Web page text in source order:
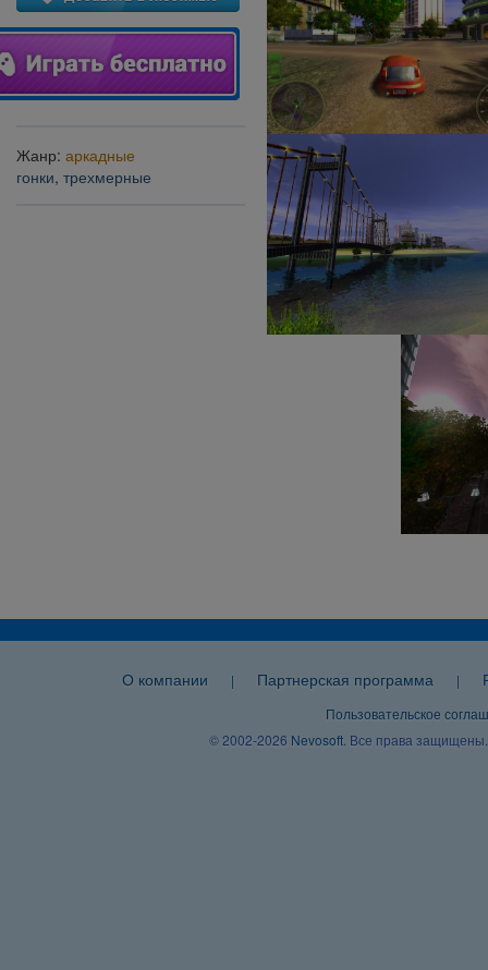
Жанр: аркадные
гонки, трехмерные
О компании | Партнерская программа |
Пользовательское
© 2002-2026 Nevosoft . Все права защищены